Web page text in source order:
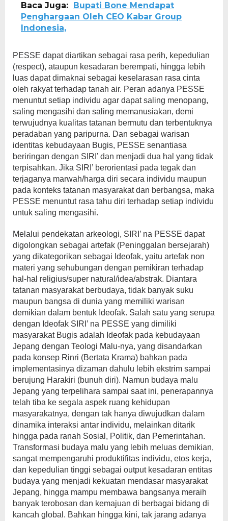
Baca Juga:
Bupati Bone Mendapat
Penghargaan Oleh CEO Kabar Group
Indonesia,
PESSE dapat diartikan sebagai rasa perih, kepedulian
(respect), ataupun kesadaran berempati, hingga lebih
luas dapat dimaknai sebagai keselarasan rasa cinta
oleh rakyat terhadap tanah air. Peran adanya PESSE
menuntut setiap individu agar dapat saling menopang,
saling mengasihi dan saling memanusiakan, demi
terwujudnya kualitas tatanan bermutu dan terbentuknya
peradaban yang paripurna. Dan sebagai warisan
identitas kebudayaan Bugis, PESSE senantiasa
beriringan dengan SIRI’ dan menjadi dua hal yang tidak
terpisahkan. Jika SIRI’ berorientasi pada tegak dan
terjaganya marwah/harga diri secara individu maupun
pada konteks tatanan masyarakat dan berbangsa, maka
PESSE menuntut rasa tahu diri terhadap setiap individu
untuk saling mengasihi.
Melalui pendekatan arkeologi, SIRI’ na PESSE dapat
digolongkan sebagai artefak (Peninggalan bersejarah)
yang dikategorikan sebagai Ideofak, yaitu artefak non
materi yang sehubungan dengan pemikiran terhadap
hal-hal religius/super natural/idea/abstrak. Diantara
tatanan masyarakat berbudaya, tidak banyak suku
maupun bangsa di dunia yang memiliki warisan
demikian dalam bentuk Ideofak. Salah satu yang serupa
dengan Ideofak SIRI’ na PESSE yang dimiliki
masyarakat Bugis adalah Ideofak pada kebudayaan
Jepang dengan Teologi Malu-nya, yang disandarkan
pada konsep Rinri (Bertata Krama) bahkan pada
implementasinya dizaman dahulu lebih ekstrim sampai
berujung Harakiri (bunuh diri). Namun budaya malu
Jepang yang terpelihara sampai saat ini, penerapannya
telah tiba ke segala aspek ruang kehidupan
masyarakatnya, dengan tak hanya diwujudkan dalam
dinamika interaksi antar individu, melainkan ditarik
hingga pada ranah Sosial, Politik, dan Pemerintahan.
Transformasi budaya malu yang lebih meluas demikian,
sangat mempengaruhi produktifitas individu, etos kerja,
dan kepedulian tinggi sebagai output kesadaran entitas
budaya yang menjadi kekuatan mendasar masyarakat
Jepang, hingga mampu membawa bangsanya meraih
banyak terobosan dan kemajuan di berbagai bidang di
kancah global. Bahkan hingga kini, tak jarang adanya